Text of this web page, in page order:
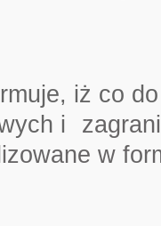
iż co
i
w